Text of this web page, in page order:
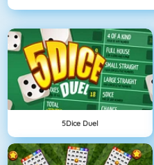
5Dice Duel